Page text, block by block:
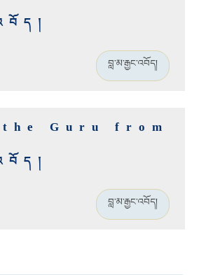
བླ་མ་རྒྱང་འབོད།
Guru from
བླ་མ་རྒྱང་འབོད།